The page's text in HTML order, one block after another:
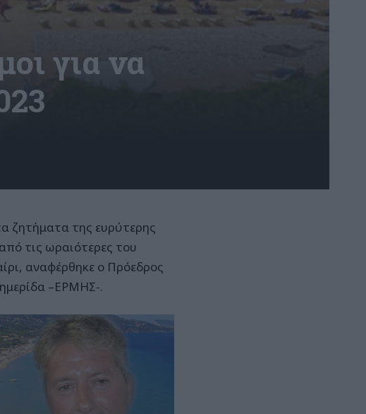
για να
ζητήματα της ευρύτερης
τις ωραιότερες του
αναφέρθηκε ο Πρόεδρος
–ΕΡΜΗΣ-.